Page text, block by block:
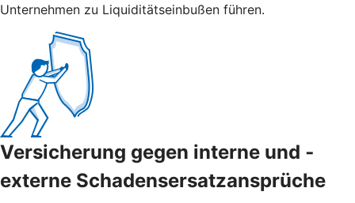
Unternehmen zu Liquiditätseinbußen führen.
Versicherung gegen interne und ­
externe ­Schadensersatzansprüche